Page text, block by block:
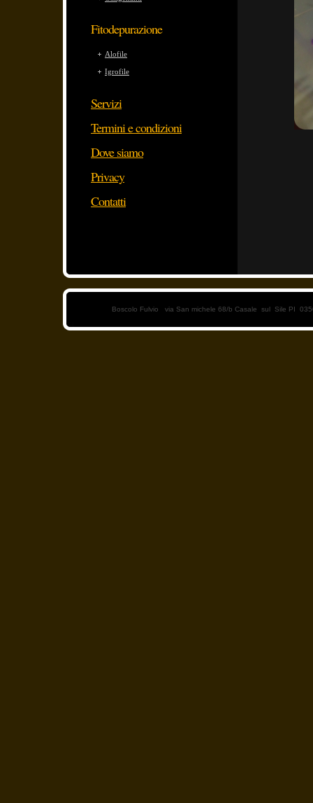
Fitodepurazione
Alofile
Igrofile
Servizi
Termini e condizioni
Dove siamo
Privacy
Contatti
Boscolo Fulvio via San michele 68/b Casale sul Sile PI